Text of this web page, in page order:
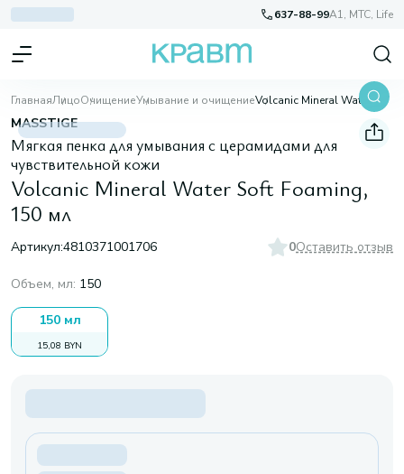
637-88-99A1, МТС, Life
ГлавнаяЛицоОчищениеУмывание и очищение Volcanic Mineral Water Soft Foaming, 150 мл
MASSTIGE
Мягкая пенка для умывания с церамидами для
чувствительной кожи
Volcanic Mineral Water Soft Foaming,
150 мл
Артикул:4810371001706 0Оставить отзыв
Объем, мл: 150
150 мл
15,08 BYN